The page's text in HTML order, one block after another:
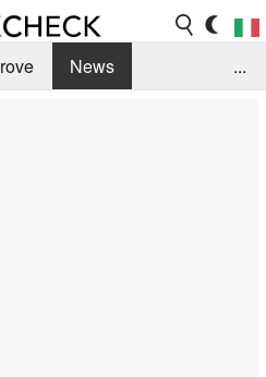
News
...